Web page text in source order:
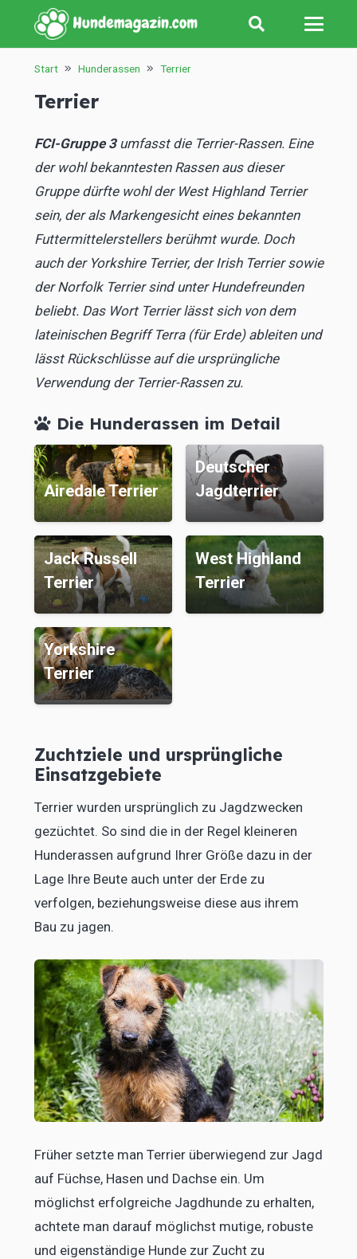
Start Hunderassen Terrier
Terrier
FCI-Gruppe 3umfasst die Terrier-Rassen. Eine
der wohl bekanntesten Rassen aus dieser
Gruppe dürfte wohl der West Highland Terrier
sein, der als Markengesicht eines bekannten
Futtermittelerstellers berühmt wurde. Doch
auch der Yorkshire Terrier, der Irish Terrier sowie
der Norfolk Terrier sind unter Hundefreunden
beliebt. Das Wort Terrier lässt sich von dem
lateinischen Begriff Terra (für Erde) ableiten und
lässt Rückschlüsse auf die ursprüngliche
Verwendung der Terrier-Rassen zu.
Die Hunderassen im Detail
Airedale Terrier
Deutscher
Jagdterrier
Jack Russell
Terrier
West Highland
Terrier
Yorkshire
Terrier
Zuchtziele und ursprüngliche
Einsatzgebiete
Terrier wurden ursprünglich zu Jagdzwecken
gezüchtet. So sind die in der Regel kleineren
Hunderassen aufgrund Ihrer Größe dazu in der
Lage Ihre Beute auch unter der Erde zu
verfolgen, beziehungsweise diese aus ihrem
Bau zu jagen.
Früher setzte man Terrier überwiegend zur Jagd
auf Füchse, Hasen und Dachse ein. Um
möglichst erfolgreiche Jagdhunde zu erhalten,
achtete man darauf möglichst mutige, robuste
und eigenständige Hunde zur Zucht zu